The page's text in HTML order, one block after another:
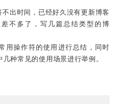
出时间，已经好久没有更新博客
不多了，写几篇总结类型的博
用操作符的使用进行总结，同时
种常见的使用场景进行举例。